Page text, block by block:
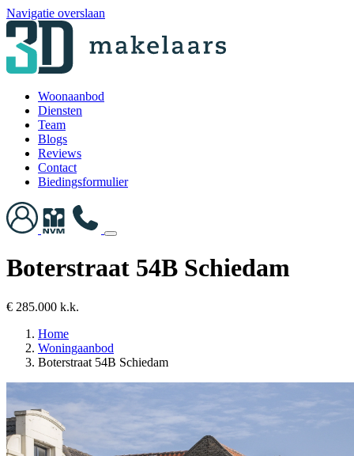
Navigatie overslaan
Woonaanbod
Diensten
Team
Blogs
Reviews
Contact
Biedingsformulier
Boterstraat 54B Schiedam
€ 285.000 k.k.
Home
Woningaanbod
Boterstraat 54B Schiedam